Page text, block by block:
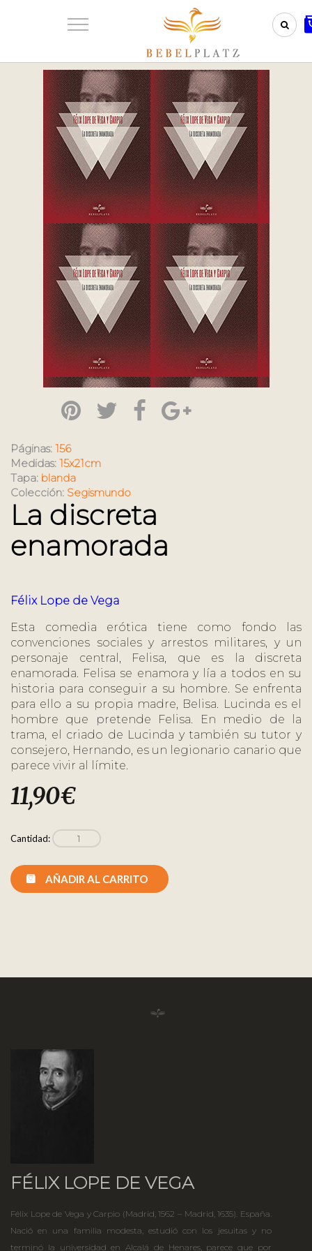
Páginas: 156
Medidas: 15x21cm
Tapa: blanda
Colección: Segismundo
La discreta
enamorada
Félix Lope de Vega
Esta comedia erótica tiene como fondo las
convenciones sociales y arrestos militares, y un
personaje central, Felisa, que es la discreta
enamorada. Felisa se enamora y lía a todos en su
historia para conseguir a su hombre. Se enfrenta
para ello a su propia madre, Belisa. Lucinda es el
hombre que pretende Felisa. En medio de la
trama, el criado de Lucinda y también su tutor y
consejero, Hernando, es un legionario canario que
parece vivir al límite.
11,90€
Cantidad:
AÑADIR AL CARRITO
FÉLIX LOPE DE VEGA
Félix Lope de Vega y Carpio (Madrid, 1562 – Madrid, 1635). España.
Nació en una familia modesta, estudió con los jesuitas y no
terminó la universidad en Alcalá de Henares, parece que por